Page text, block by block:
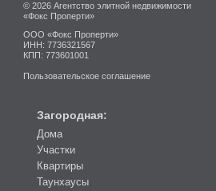
© 2026 Агентство элитной недвижимости
«Фокс Проперти»
ООО «Фокс Проперти»
ИНН: 7736321567
КПП: 773601001
Пользовательское соглашение
Загородная:
Дома
Участки
Квартиры
Таунхаусы